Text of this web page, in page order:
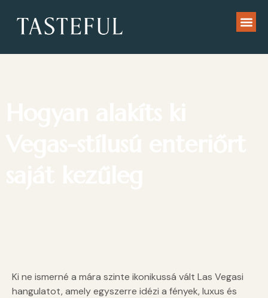
Ki ne ismerné a mára szinte ikonikussá vált Las Vegasi
hangulatot, amely egyszerre idézi a fények, luxus és